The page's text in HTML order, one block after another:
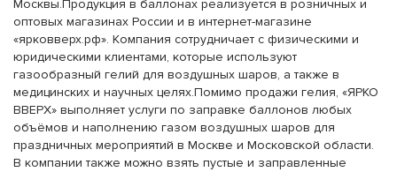
Москвы.Продукция в баллонах реализуется в розничных и
оптовых магазинах России и в интернет-магазине
«ярковверх.рф». Компания сотрудничает с физическими и
юридическими клиентами, которые используют
газообразный гелий для воздушных шаров, а также в
медицинских и научных целях.Помимо продажи гелия, «ЯРКО
ВВЕРХ» выполняет услуги по заправке баллонов любых
объёмов и наполнению газом воздушных шаров для
праздничных мероприятий в Москве и Московской области.
В компании также можно взять пустые и заправленные